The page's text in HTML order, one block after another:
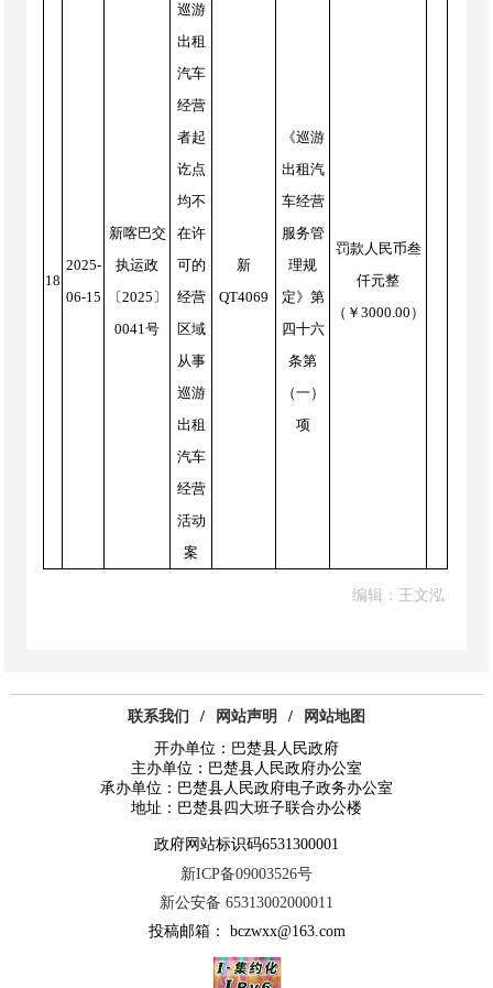
18
2025-
06-15
新喀巴交
执运政
〔2025〕
0041号
巡游
出租
汽车
经营
者起
讫点
均不
在许
可的
经营
区域
从事
巡游
出租
汽车
经营
活动
案
新
QT4069
《巡游
出租汽
车经营
服务管
理规
定》第
四十六
条第
（一）
项
罚款人民币叁
仟元整
（￥3000.00）
编辑：王文泓
联系我们 / 网站声明 /
网站地图
开办单位：巴楚县人民政府
主办单位：巴楚县人民政府办公室
承办单位：巴楚县人民政府电子政务办公室
地址：巴楚县四大班子联合办公楼
政府网站标识码6531300001
新ICP备09003526号
新公安备 65313002000011
投稿邮箱： bczwxx@163.com